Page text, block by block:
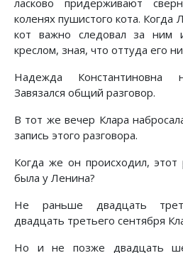
ласково придерживают
коленях пушистого кота.
кот важно следовал за ним
креслом, зная, что оттуда его
Надежда Константиновна
Завязался общий разговор.
В тот же вечер Клара
запись этого разговора.
Когда же он происходил, этот
была у Ленина?
Не раньше двадцать
двадцать третьего сентября
Но и не позже двадцать